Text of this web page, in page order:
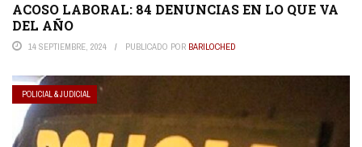
ACOSO LABORAL: 84 DENUNCIAS EN LO QUE VA
DEL AÑO
14 SEPTIEMBRE, 2024 PUBLICADO POR BARILOCHED
POLICIAL & JUDICIAL